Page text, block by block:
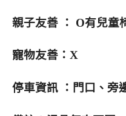
親子友善 ： O有兒童
寵物友善：X
停車資訊 ：門口、旁